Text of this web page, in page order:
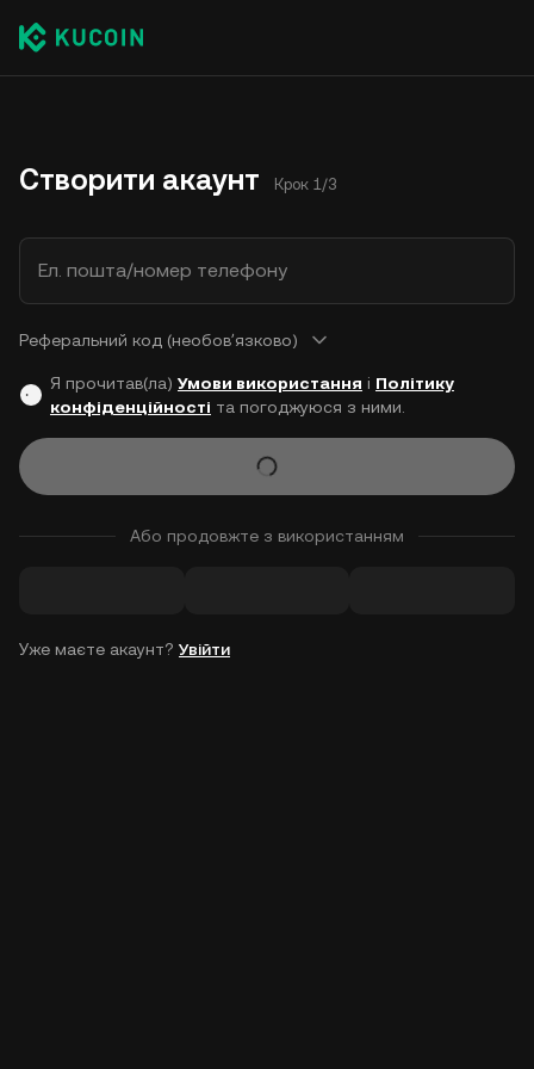
Створити акаунт Крок 1/3
Ел. пошта/номер телефону
Реферальний код (необовʼязково)
Я прочитав(ла) Умови використання і Політику
конфіденційності та погоджуюся з ними.
Або продовжте з використанням
Уже маєте акаунт? Увійти